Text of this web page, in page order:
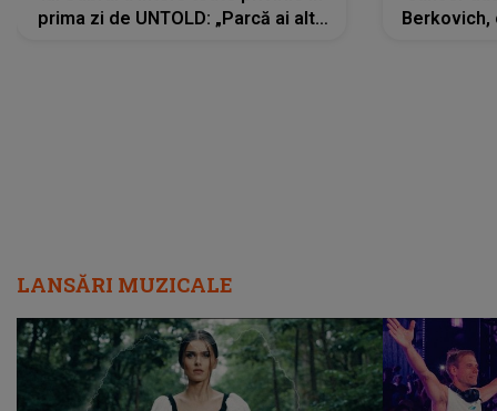
prima zi de UNTOLD: „Parcă ai altă
Berkovich,
LANSĂRI MUZICALE